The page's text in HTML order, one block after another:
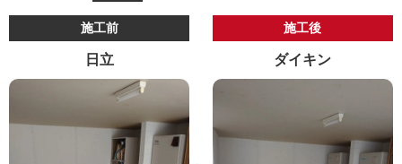
施工前
日立
施工後
ダイキン